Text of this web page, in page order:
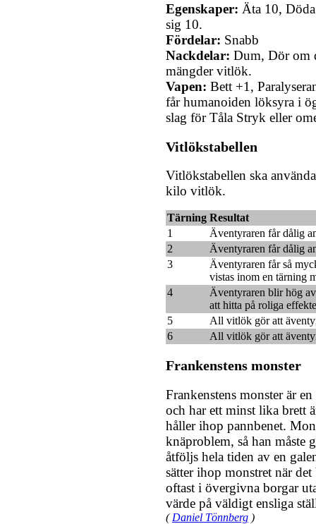
Egenskaper: Äta 10,
sig 10.
Fördelar: Snabb
Nackdelar: Dum, Dör om
mängder vitlök.
Vapen: Bett +1,
får humanoiden löksyra i
slag för Tåla Stryk eller
Vitlökstabellen
Vitlökstabellen ska
kilo vitlök.
Tärning Resultat
1
Äventyraren får dålig
2
Äventyraren får dålig
3
Äventyraren får så
vistas inom en tärning
4
Äventyraren blir hög
att hitta på roliga
5
All vitlök gör att
6
All vitlök gör att
Frankenstens monster
Frankenstens monster är
och har ett minst lika brett
håller ihop pannbenet.
knäproblem, så han måste
åtföljs hela tiden av en
sätter ihop monstret när
oftast i övergivna borgar
värde på väldigt ensliga
( Daniel Tönnberg )